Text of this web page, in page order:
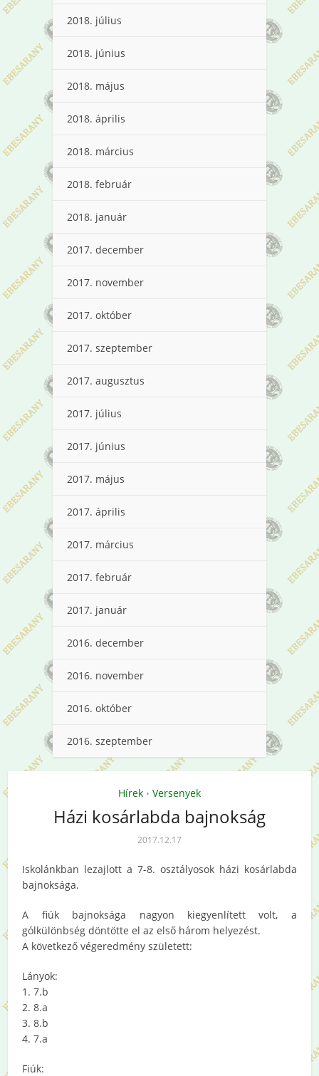
2018. július
2018. június
2018. május
2018. április
2018. március
2018. február
2018. január
2017. december
2017. november
2017. október
2017. szeptember
2017. augusztus
2017. július
2017. június
2017. május
2017. április
2017. március
2017. február
2017. január
2016. december
2016. november
2016. október
2016. szeptember
Hírek • Versenyek
Házi kosárlabda bajnokság
2017.12.17
Iskolánkban lezajlott a 7-8. osztályosok házi kosárlabda
bajnoksága.
A fiúk bajnoksága nagyon kiegyenlített volt, a
gólkülönbség döntötte el az első három helyezést.
A következő végeredmény született:
Lányok:
1. 7.b
2. 8.a
3. 8.b
4. 7.a
Fiúk: